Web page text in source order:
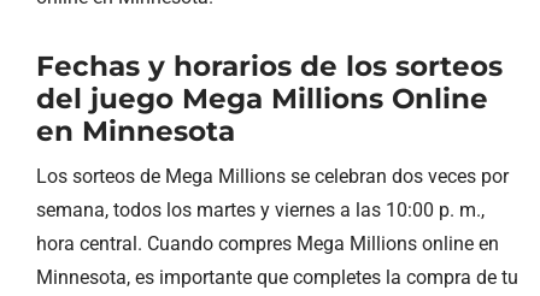
Fechas y horarios de los sorteos
del juego Mega Millions Online
en Minnesota
Los sorteos de Mega Millions se celebran dos veces por
semana, todos los martes y viernes a las 10:00 p. m.,
hora central. Cuando compres Mega Millions online en
Minnesota, es importante que completes la compra de tu